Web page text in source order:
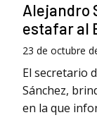
Alejandro
estafar al
23 de octubre
El secretario
Sánchez,
en la que